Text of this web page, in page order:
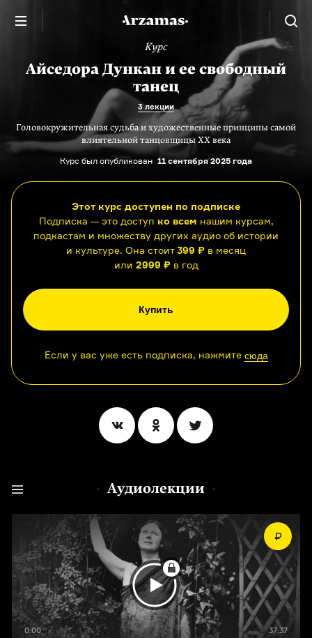
Курс
Айседора Дункан и ее свободный
танец
3 лекции
Головокружительная судьба и художественные принципы самой
влиятельной танцовщицы XX века
Курс был опубликован 11 сентября 2025 года
Этот курс доступен по подписке
Подписка — это доступ ко всем нашим курсам,
подкастам и множеству других аудио об истории
и культуре. Она стоит399 ₽ в месяц
или 2999 ₽в год
Купить
Если у вас уже есть подписка, нажмите сюда
Аудиолекции
0:00 37:37